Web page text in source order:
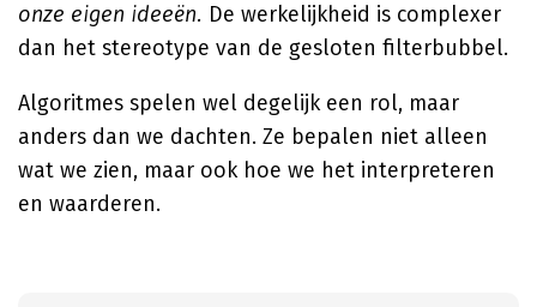
onze eigen ideeën. De werkelijkheid is complexer
dan het stereotype van de gesloten filterbubbel.
Algoritmes spelen wel degelijk een rol, maar
anders dan we dachten. Ze bepalen niet alleen
wat we zien, maar ook hoe we het interpreteren
en waarderen.